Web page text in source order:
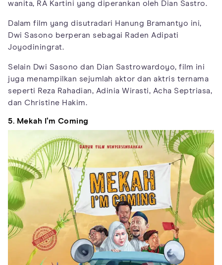
wanita, RA Kartini yang diperankan oleh Dian Sastro.
Dalam film yang disutradari Hanung Bramantyo ini,
Dwi Sasono berperan sebagai Raden Adipati
Joyodiningrat.
Selain Dwi Sasono dan Dian Sastrowardoyo, film ini
juga menampilkan sejumlah aktor dan aktris ternama
seperti Reza Rahadian, Adinia Wirasti, Acha Septriasa,
dan Christine Hakim.
5. Mekah I’m Coming